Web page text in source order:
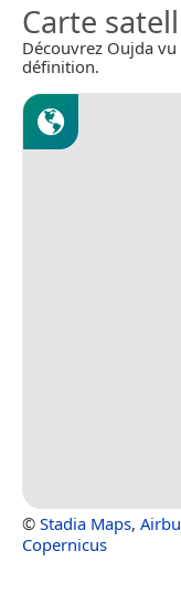
Carte
Découvrez Oujda
définition.
© Stadia Maps,
Copernicus